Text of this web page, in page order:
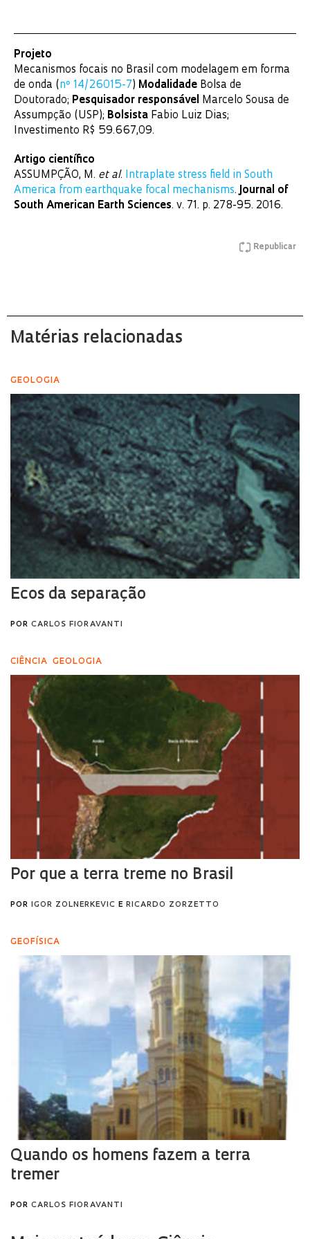
Projeto
Mecanismos focais no Brasil com modelagem em forma
de onda ( nº 14/26015-7 ) Modalidade Bolsa de
Doutorado; Pesquisador responsável Marcelo Sousa de
Assumpção (USP); Bolsista Fabio Luiz Dias;
Investimento R$ 59.667,09.
Artigo científico
ASSUMPÇÃO, M. et al. Intraplate stress field in South
America from earthquake focal mechanisms.Journal of
South American Earth Sciences. v. 71. p. 278-95. 2016.
Republicar